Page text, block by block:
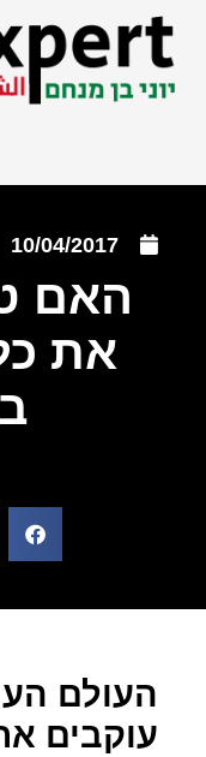
10/04/2017
האם
את
העולם
עוקבים